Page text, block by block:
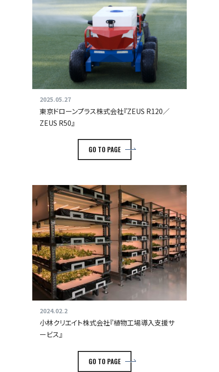
2025.05.27
東京ドローンプラス株式会社『ZEUS R120／
ZEUS R50』
GO TO PAGE
2024.02.2
小林クリエイト株式会社『植物工場導入支援サ
ービス』
GO TO PAGE